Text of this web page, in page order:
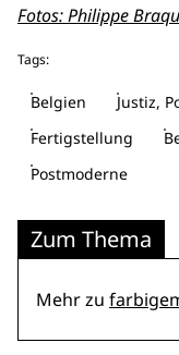
Fotos: Philippe
Tags:
Belgien Justiz,
Fertigstellung
Postmoderne
Zum Thema
Mehr zu